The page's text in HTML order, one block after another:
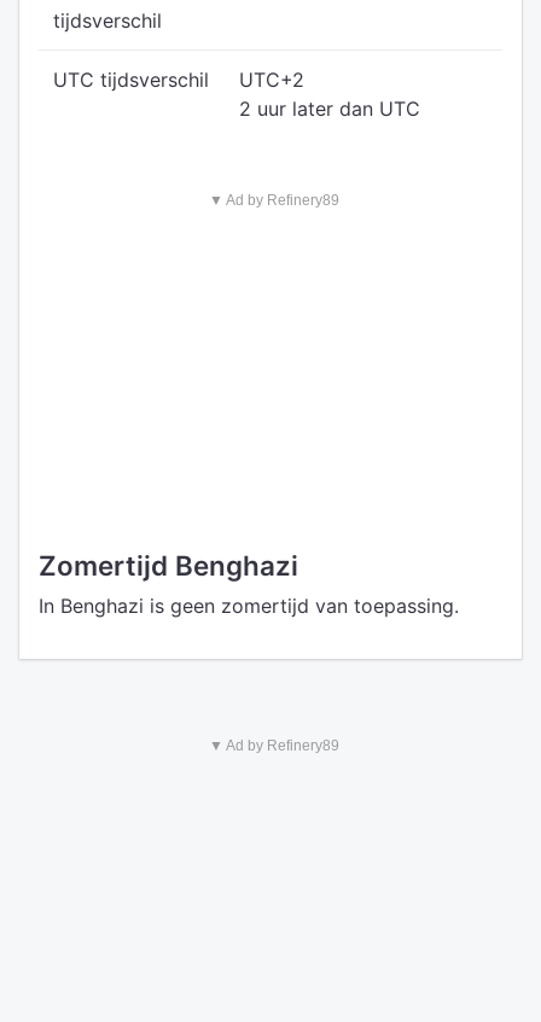
tijdsverschil
UTC tijdsverschil
UTC+2
2 uur later dan UTC
▼ Ad by Refinery89
Zomertijd Benghazi
In Benghazi is geen zomertijd van toepassing.
▼ Ad by Refinery89